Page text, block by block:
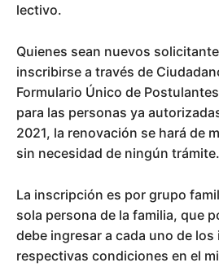
lectivo.
Quienes sean nuevos
inscribirse a través de
Formulario Único de
para las personas ya
2021, la renovación se hará de
sin necesidad de ningún trámite.
La inscripción es por grupo
sola persona de la familia, que
debe ingresar a cada uno de
respectivas condiciones en el